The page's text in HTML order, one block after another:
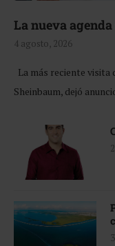
La nueva
4 agosto, 2026
La más reciente visita
Sheinbaum, dejó